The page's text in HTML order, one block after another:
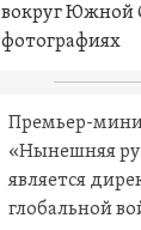
вокруг Южной
фотографиях
Премьер-
«Нынешняя
является
глобальной